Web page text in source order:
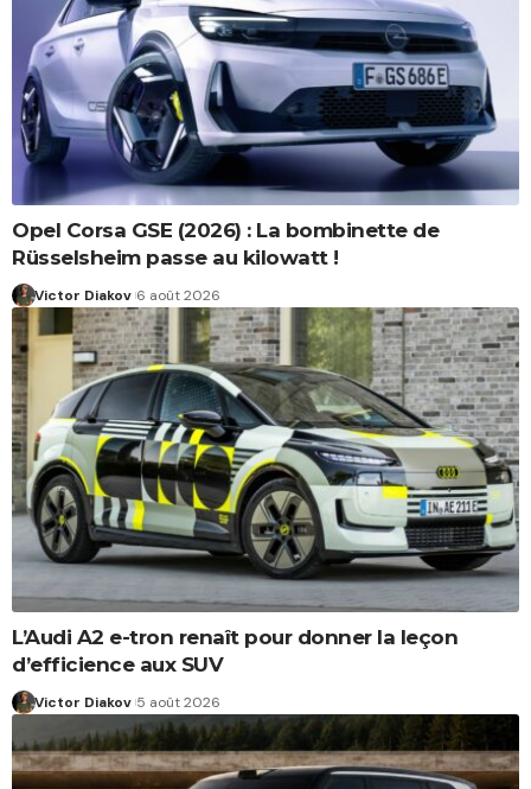
Opel Corsa GSE (2026) : La bombinette de
Rüsselsheim passe au kilowatt !
Victor Diakov 6 août 2026
L’Audi A2 e-tron renaît pour donner la leçon
d’efficience aux SUV
Victor Diakov 5 août 2026